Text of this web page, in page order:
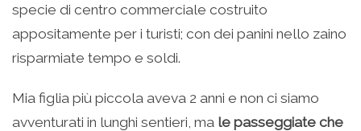
specie di centro commerciale costruito
appositamente per i turisti; con dei panini nello zaino
risparmiate tempo e soldi.
Mia figlia più piccola aveva 2 anni e non ci siamo
avventurati in lunghi sentieri, ma le passeggiate che